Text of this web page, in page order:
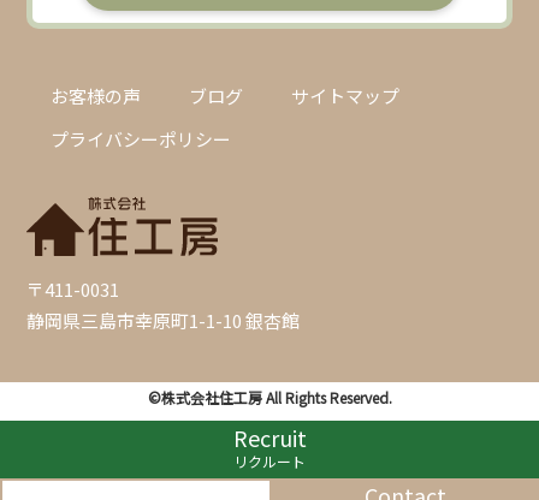
Recruit
リクルート
〒411-0031
静岡県三島市幸原町1-1-10 銀杏館
お客様の声 ブログ
サイトマップ
プライバシーポリシー
©株式会社住工房 All Rights Reserved.